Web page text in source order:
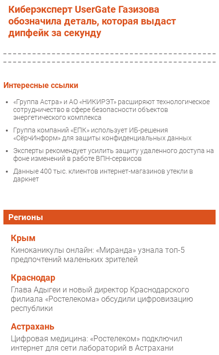
Киберэксперт UserGate Газизова
обозначила деталь, которая выдаст
дипфейк за секунду
Интересные ссылки
«Группа Астра» и АО «НИКИРЭТ» расширяют технологическое
сотрудничество в сфере безопасности объектов
энергетического комплекса
Группа компаний «ЕПК» использует ИБ-решения
«СёрчИнформ» для защиты конфиденциальных данных
Эксперты рекомендует усилить защиту удаленного доступа на
фоне изменений в работе ВПН-сервисов
Данные 400 тыс. клиентов интернет-магазинов утекли в
даркнет
Регионы
Крым
Киноканикулы онлайн: «Миранда» узнала топ-5
предпочтений маленьких зрителей
Краснодар
Глава Адыгеи и новый директор Краснодарского
филиала «Ростелекома» обсудили цифровизацию
республики
Астрахань
Цифровая медицина: «Ростелеком» подключил
интернет для сети лабораторий в Астрахани